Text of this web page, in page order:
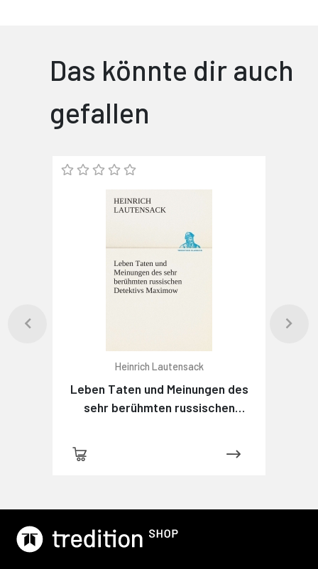
Das könnte dir auch
gefallen
Heinrich Lautensack
Leben Taten und Meinungen des
sehr berühmten russischen